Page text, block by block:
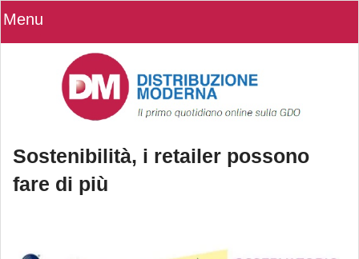
Menu
Sostenibilità, i retailer possono
fare di più